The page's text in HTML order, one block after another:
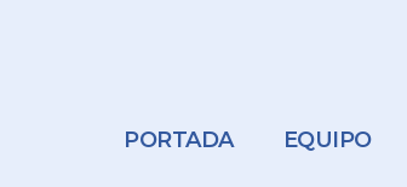
PORTADA EQUIPO